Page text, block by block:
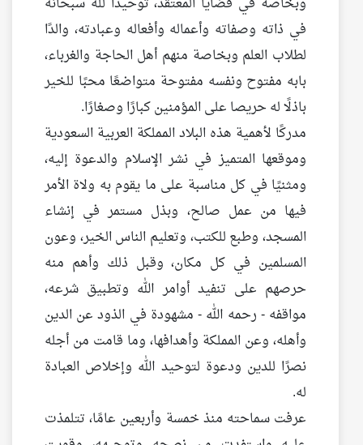
في ذاته وصفاته وأعماله وأفعاله وعبادته، والدًا
لطلاب العلم وبخاصة منهم أهل الحاجة والغرباء،
بابه مفتوح ونفسه مفتوحة متواضعًا محبًا للخير
باذلًا له حريصا على المؤمنين كبارًا وصغارًا.
مدركًا لأهمية هذه البلاد المملكة العربية السعودية
وموقعها المتميز في نشر الإسلام والدعوة إليه،
ومثنيًا في كل مناسبة على ما يقوم به ولاة الأمر
فيها من عمل صالح، وبذل مستمر في إنشاء
المسجد، وطبع للكتب، وتعليم الناس الخير، وعون
المسلمين في كل مكان، وقبل ذلك وأهم منه
حرصهم على تنفيد أوامر الله وتطبيق شرعه،
مواقفه - رحمه الله - مشهودة في الذود عن الدين
وأهله، وعن المملكة وأهدافها، وما قامت من أجله
نصرًا للدين ودعوة لتوحيد الله وإخلاص العبادة
له.
عرفت سماحته منذ خمسة وأربعين عامًا، تتلمذت